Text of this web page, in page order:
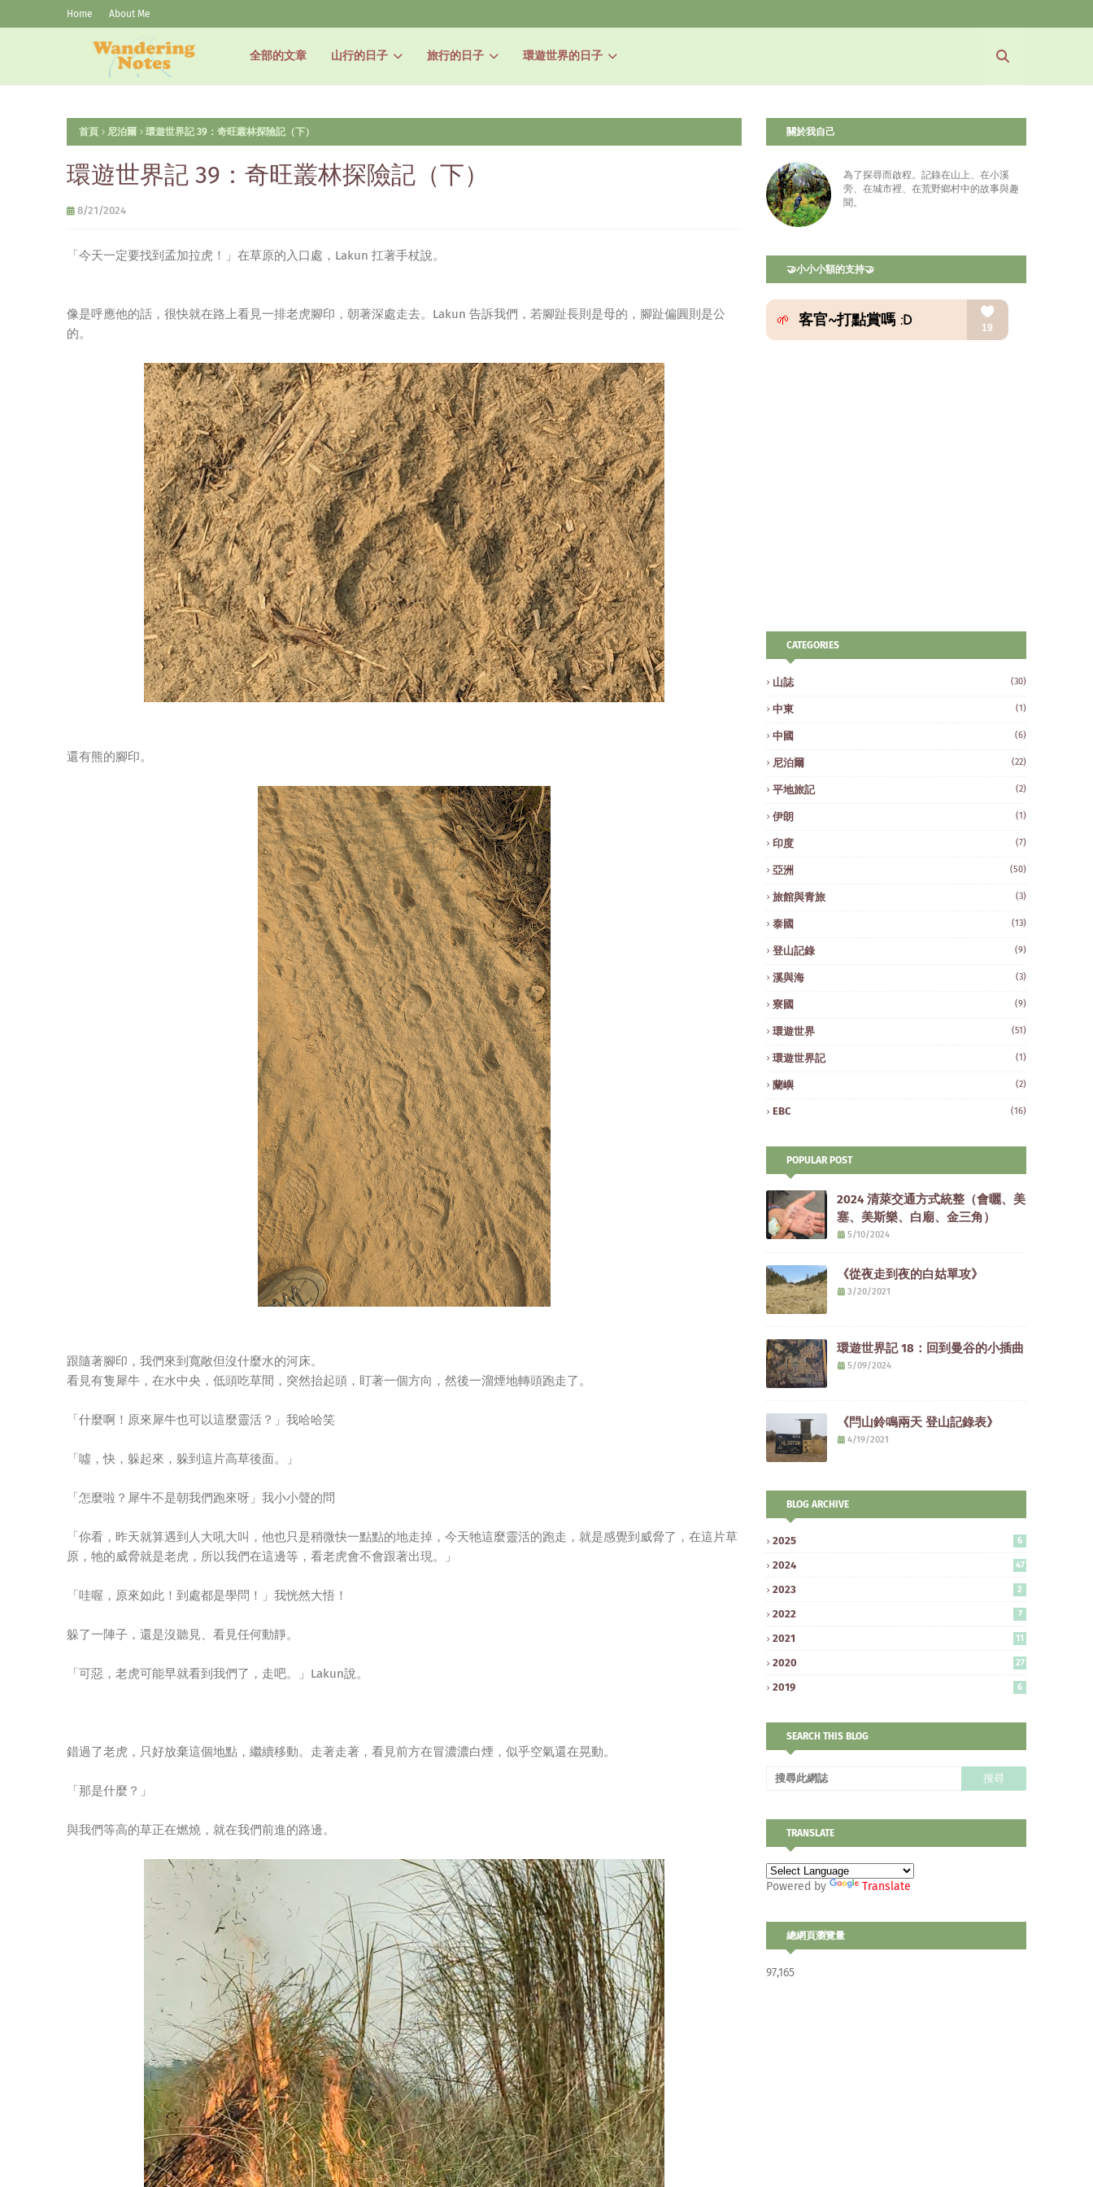
Home About Me
全部的文章 山行的日子 旅行的日子 環遊世界的日子
首頁 尼泊爾 環遊世界記 39：奇旺叢林探險記（下）
環遊世界記 39：奇旺叢林探險記（下）
8/21/2024
「今天一定要找到孟加拉虎！」在草原的入口處，Lakun 扛著手杖說。
像是呼應他的話，很快就在路上看見一排老虎腳印，朝著深處走去。Lakun 告訴我們，若腳趾長則是母的，腳趾偏圓則是公
的。
還有熊的腳印。
跟隨著腳印，我們來到寬敞但沒什麼水的河床。
看見有隻犀牛，在水中央，低頭吃草間，突然抬起頭，盯著一個方向，然後一溜煙地轉頭跑走了。
「什麼啊！原來犀牛也可以這麼靈活？」我哈哈笑
「噓，快，躲起來，躲到這片高草後面。」
「怎麼啦？犀牛不是朝我們跑來呀」我小小聲的問
「你看，昨天就算遇到人大吼大叫，他也只是稍微快一點點的地走掉，今天牠這麼靈活的跑走，就是感覺到威脅了，在這片草
原，牠的威脅就是老虎，所以我們在這邊等，看老虎會不會跟著出現。」
「哇喔，原來如此！到處都是學問！」我恍然大悟！
躲了一陣子，還是沒聽見、看見任何動靜。
「可惡，老虎可能早就看到我們了，走吧。」Lakun說。
錯過了老虎，只好放棄這個地點，繼續移動。走著走著，看見前方在冒濃濃白煙，似乎空氣還在晃動。
「那是什麼？」
與我們等高的草正在燃燒，就在我們前進的路邊。
關於我自己
為了探尋而啟程。記錄在山上、在小溪
旁、在城市裡、在荒野鄉村中的故事與趣
聞。
🤝小小小額的支持🤝
CATEGORIES
山誌 (30)
中東 (1)
中國 (6)
尼泊爾 (22)
平地旅記 (2)
伊朗 (1)
印度 (7)
亞洲 (50)
旅館與青旅 (3)
泰國 (13)
登山記錄 (9)
溪與海 (3)
寮國 (9)
環遊世界 (51)
環遊世界記 (1)
蘭嶼 (2)
EBC (16)
POPULAR POST
2024 清萊交通方式統整（會曬、美
塞、美斯樂、白廟、金三角）
5/10/2024
《從夜走到夜的白姑單攻》
3/20/2021
環遊世界記 18：回到曼谷的小插曲
5/09/2024
《閂山鈴鳴兩天 登山記錄表》
4/19/2021
BLOG ARCHIVE
2025 6
2024 47
2023 2
2022 7
2021 11
2020 27
2019 6
SEARCH THIS BLOG
TRANSLATE
Powered by Translate
總網頁瀏覽量
97,165